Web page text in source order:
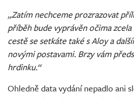
„Zatím nechceme prozrazovat
příběh bude vyprávěn očima
cestě se setkáte také s Aloy a
novými postavami. Brzy vám
hrdinku.“
Ohledně data vydání nepadlo ani